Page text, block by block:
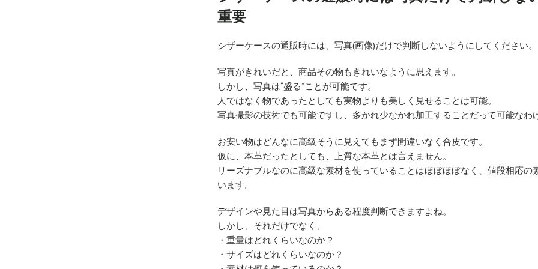
重要
シザーケースの通販時には、写真(画像)だけで判断しないようにしてください。
写真がきれいだと、商品その物もきれいなように思えます。
しかし、写真は“盛る”ことが可能です。
人ではなく物であったとしても実物よりも美しく見せることは可能。
写真撮影の技術でも可能ですし、多かれ少なかれ加工することだって可能なわ
お安い物はどんなに高級そうに見えてもまず間違いなく合皮です。
仮に、本革だったとしても、上質な本革とは言えません。
リーズナブルなのに高級な素材を使っていることはほぼほぼなく、値段相応の
います。
デザインや見た目は写真からある程度判断できますよね。
しかし、それだけでなく、
・重量はどれくらいなのか？
・サイズはどれくらいなのか？